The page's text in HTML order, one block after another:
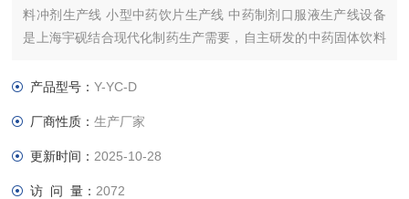
料冲剂生产线 小型中药饮片生产线 中药制剂口服液生产线设备
是上海宇砚结合现代化制药生产需要，自主研发的中药固体饮料
产品型号：Y-YC-D
厂商性质：生产厂家
更新时间： 2025-10-28
访 问 量： 2072